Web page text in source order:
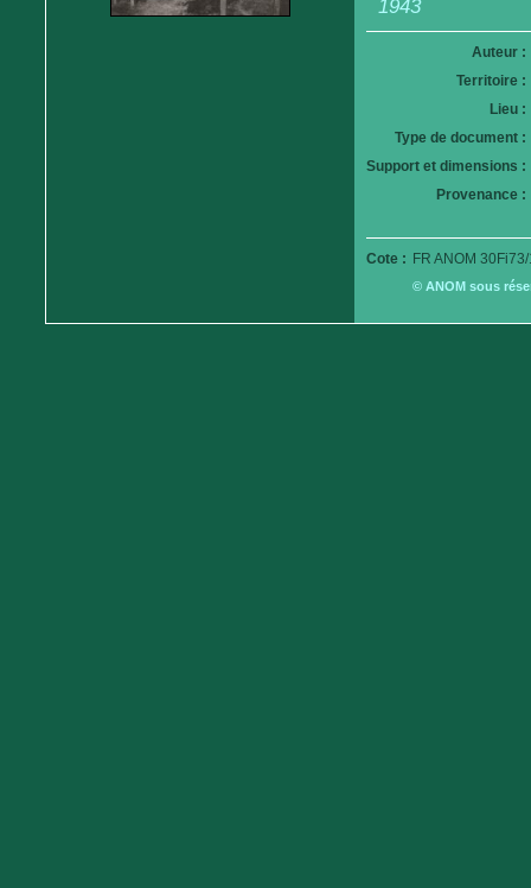
1943
Auteur :
Territoire :
Lieu :
Type de document :
Support et dimensions :
Provenance :
Cote : FR ANOM
© ANOM sous